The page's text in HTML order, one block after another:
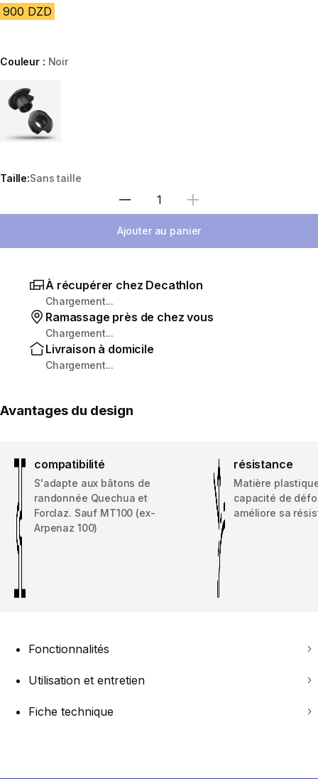
900 DZD
Couleur : Noir
Choose a variant
Taille:Sans taille
Sélectionnez la quantité
Ajouter au panier
À récupérer chez Decathlon
Chargement...
Ramassage près de chez vous
Chargement...
Livraison à domicile
Chargement...
Avantages du design
compatibilité
S'adapte aux bâtons de
randonnée Quechua et
Forclaz. Sauf MT100 (ex-
Arpenaz 100)
résistance
Matière
capacité de
améliore sa
Fonctionnalités
Utilisation et entretien
Fiche technique